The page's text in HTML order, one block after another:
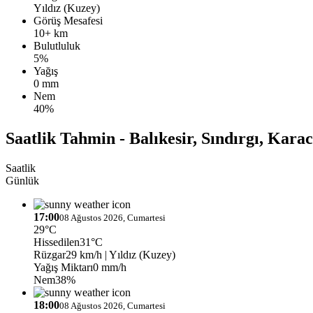
Yıldız (Kuzey)
Görüş Mesafesi
10+ km
Bulutluluk
5%
Yağış
0 mm
Nem
40%
Saatlik Tahmin - Balıkesir, Sındırgı,
Saatlik
Günlük
17:0008 Ağustos 2026, Cumartesi
29°C
Hissedilen31°C
Rüzgar29 km/h | Yıldız (Kuzey)
Yağış Miktarı0 mm/h
Nem38%
18:0008 Ağustos 2026, Cumartesi